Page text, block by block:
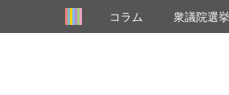
コラム 衆議院選挙